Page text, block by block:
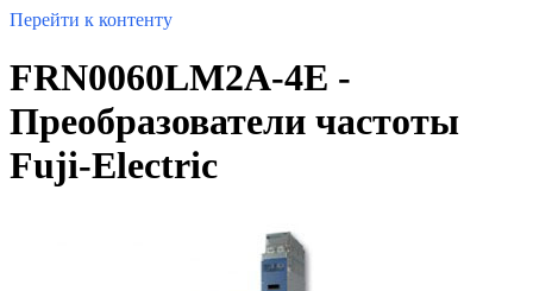
Перейти к контенту
FRN0060LM2A-4E -
Преобразователи частоты
Fuji-Electric